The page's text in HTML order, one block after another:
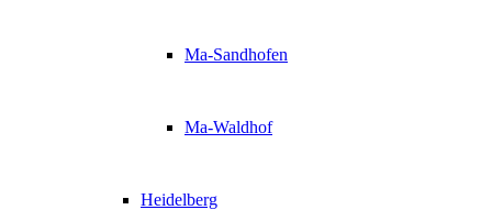
Ma-Sandhofen
Ma-Waldhof
Heidelberg